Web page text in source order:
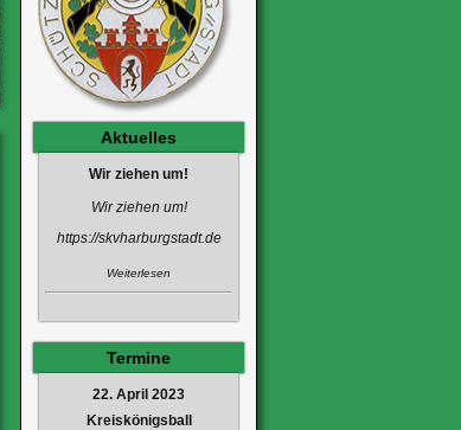
Aktuelles
Wir ziehen um!
Wir ziehen um!
https://skvharburgstadt.de
Weiterlesen
Termine
22. April 2023
Kreiskönigsball